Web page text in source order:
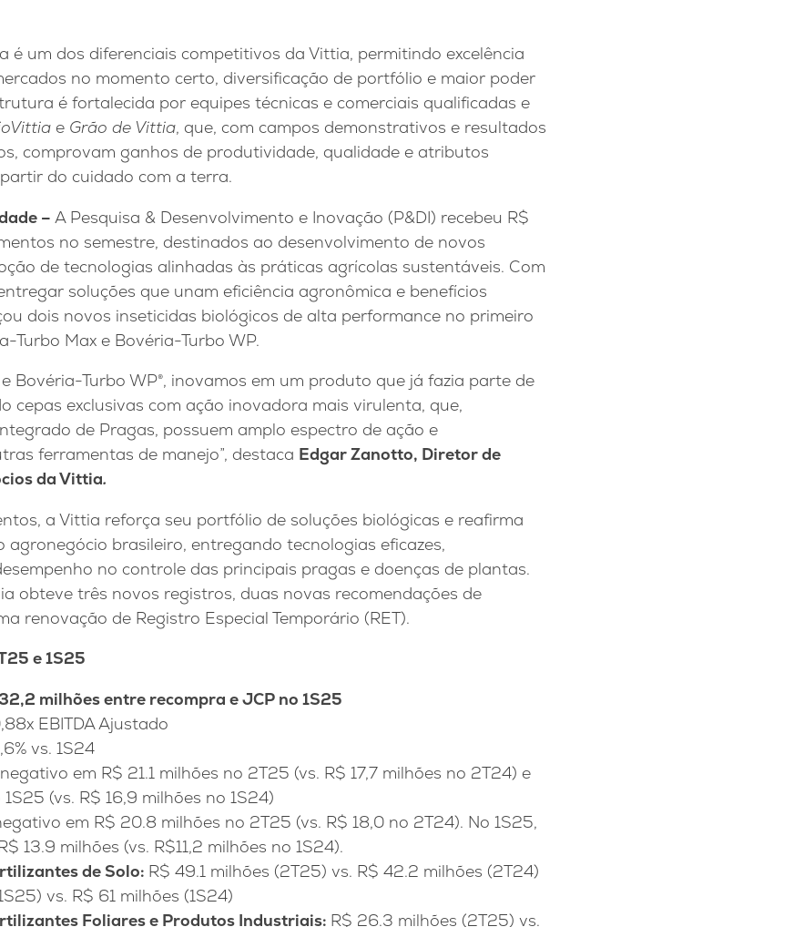
é um dos diferenciais competitivos da Vittia, permitindo excelência
no momento certo, diversificação de portfólio e maior poder
é fortalecida por equipes técnicas e comerciais qualificadas e
e Grão de Vittia, que, com campos demonstrativos e resultados
comprovam ganhos de produtividade, qualidade e atributos
do cuidado com a terra.
– A Pesquisa & Desenvolvimento e Inovação (P&DI) recebeu R$
no semestre, destinados ao desenvolvimento de novos
de tecnologias alinhadas às práticas agrícolas sustentáveis. Com
soluções que unam eficiência agronômica e benefícios
dois novos inseticidas biológicos de alta performance no primeiro
Turbo Max e Bovéria-Turbo WP.
e Bovéria-Turbo WP®, inovamos em um produto que já fazia parte de
cepas exclusivas com ação inovadora mais virulenta, que,
de Pragas, possuem amplo espectro de ação e
ferramentas de manejo”, destaca Edgar Zanotto, Diretor de
da Vittia.
a Vittia reforça seu portfólio de soluções biológicas e reafirma
agronegócio brasileiro, entregando tecnologias eficazes,
no controle das principais pragas e doenças de plantas.
obteve três novos registros, duas novas recomendações de
renovação de Registro Especial Temporário (RET).
e 1S25
milhões entre recompra e JCP no 1S25
EBITDA Ajustado
vs. 1S24
negativo em R$ 21.1 milhões no 2T25 (vs. R$ 17,7 milhões no 2T24) e
(vs. R$ 16,9 milhões no 1S24)
em R$ 20.8 milhões no 2T25 (vs. R$ 18,0 no 2T24). No 1S25,
13.9 milhões (vs. R$11,2 milhões no 1S24).
de Solo: R$ 49.1 milhões (2T25) vs. R$ 42.2 milhões (2T24)
vs. R$ 61 milhões (1S24)
Foliares e Produtos Industriais: R$ 26.3 milhões (2T25) vs.